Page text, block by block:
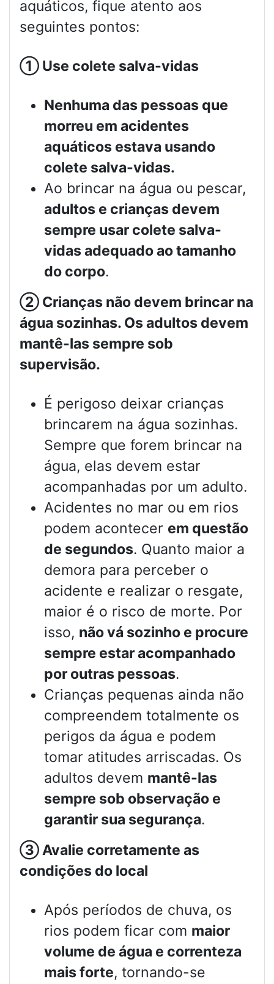
aquáticos, fique atento aos
seguintes pontos:
① Use colete salva-vidas
Nenhuma das pessoas que
morreu em acidentes
aquáticos estava usando
colete salva-vidas.
Ao brincar na água ou pescar,
adultos e crianças devem
sempre usar colete salva-
vidas adequado ao tamanho
do corpo.
② Crianças não devem brincar na
água sozinhas. Os adultos devem
mantê-las sempre sob
supervisão.
É perigoso deixar crianças
brincarem na água sozinhas.
Sempre que forem brincar na
água, elas devem estar
acompanhadas por um adulto.
Acidentes no mar ou em rios
podem acontecer em questão
de segundos. Quanto maior a
demora para perceber o
acidente e realizar o resgate,
maior é o risco de morte. Por
isso, não vá sozinho e procure
sempre estar acompanhado
por outras pessoas.
Crianças pequenas ainda não
compreendem totalmente os
perigos da água e podem
tomar atitudes arriscadas. Os
adultos devem mantê-las
sempre sob observação e
garantir sua segurança.
③Avalie corretamente as
condições do local
Após períodos de chuva, os
rios podem ficar com maior
volume de água e correnteza
mais forte, tornando-se